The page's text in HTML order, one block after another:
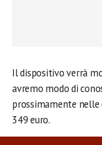
Il dispositivo verrà
avremo modo di
prossimamente
349 euro.